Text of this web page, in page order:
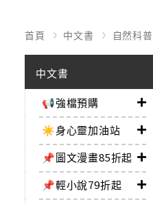
首頁 中文書 自然科普
中文書
📢強檔預購
☀️身心靈加油站
📌圖文漫畫85折起
📌輕小說79折起